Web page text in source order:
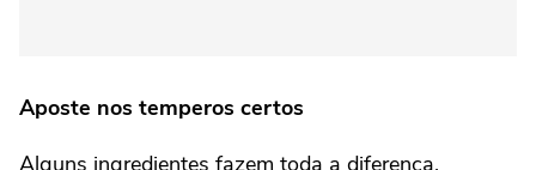
Aposte nos temperos certos
Alguns ingredientes fazem toda a diferença.